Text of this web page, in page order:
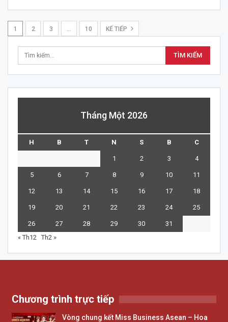
1 2 3 … 10 KẾ TIẾP
Tháng Một 2026
H B T N S B C
1 2 3 4
5 6 7 8 9 10 11
12 13 14 15 16 17 18
19 20 21 22 23 24 25
26 27 28 29 30
31
« Th12 Th2 »
Chương trình trực tiếp
Vòng chung kết Miss Business Asean – Hoa